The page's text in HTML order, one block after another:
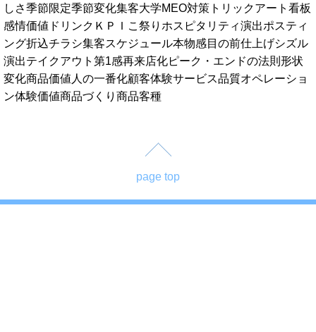
しさ季節限定季節変化集客大学MEO対策 トリックアート看板
感情価値 ドリンク ＫＰＩ こ祭り ホスピタリティ演出ポスティ
ング折込チラシ集客スケジュール本物感目の前仕上げシズル
演出テイクアウト 第1感再来店化ピーク・エンドの法則 形状
変化商品価値 人の一番化顧客体験サービス品質オペレーショ
ン体験価値商品づくり 商品客種
page top